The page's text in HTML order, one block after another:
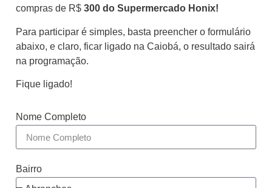
compras de R$ 300 do Supermercado Honix!
Para participar é simples, basta preencher o formulário
abaixo, e claro, ficar ligado na Caiobá, o resultado sairá
na programação.
Fique ligado!
Nome Completo
Bairro